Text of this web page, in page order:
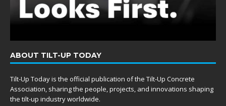
ABOUT TILT-UP TODAY
Tilt-Up Today is the official publication of the Tilt-Up Concrete
Association, sharing the people, projects, and innovations shaping
the tilt-up industry worldwide.